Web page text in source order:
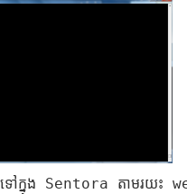
លទៅក្នុង Sentora តាម